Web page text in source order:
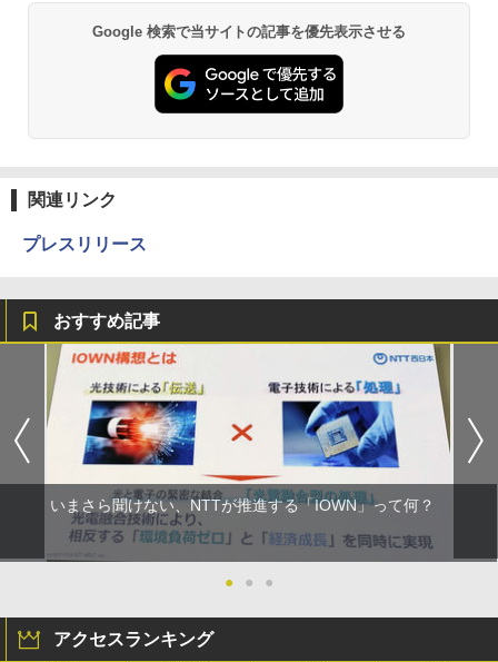
Google 検索で当サイトの記事を優先表示させる
関連リンク
プレスリリース
おすすめ記事
いまさら聞けない、NTTが推進する「IOWN」って何？
● ● ●
アクセスランキング